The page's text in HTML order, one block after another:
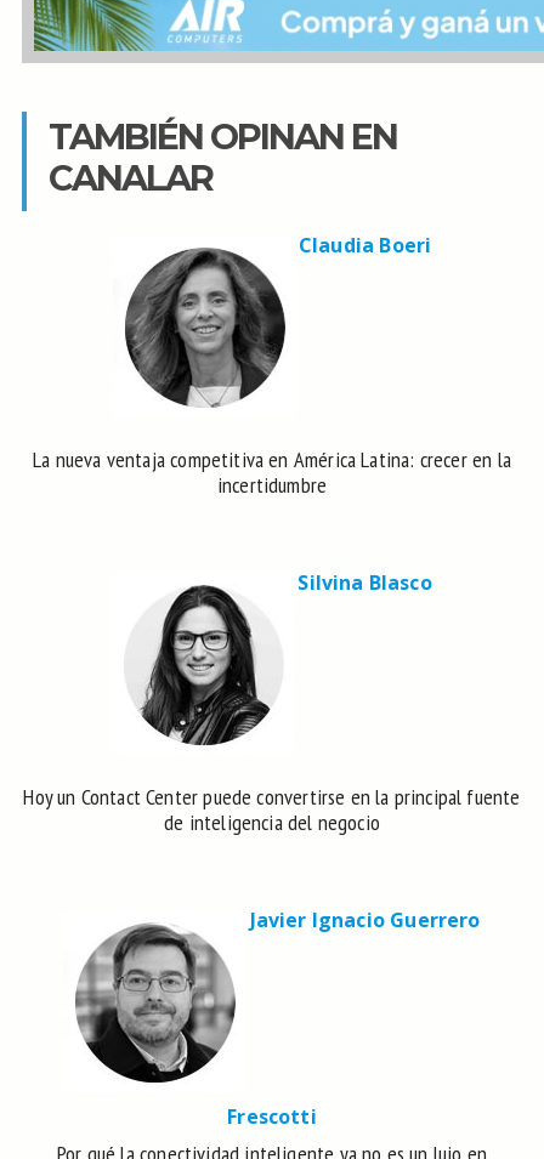
TAMBIÉN OPINAN EN
CANALAR
Claudia Boeri
La nueva ventaja competitiva en América Latina: crecer en la
incertidumbre
Silvina Blasco
Hoy un Contact Center puede convertirse en la principal fuente
de inteligencia del negocio
Javier Ignacio Guerrero
Frescotti